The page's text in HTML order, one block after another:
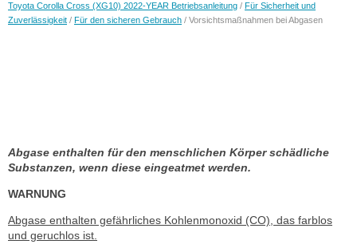
Toyota Corolla Cross (XG10) 2022-YEAR Betriebsanleitung / Für Sicherheit und
Zuverlässigkeit / Für den sicheren Gebrauch / Vorsichtsmaßnahmen bei Abgasen
Abgase enthalten für den menschlichen Körper schädliche
Substanzen, wenn diese eingeatmet werden.
WARNUNG
Abgase enthalten gefährliches Kohlenmonoxid (CO), das farblos
und geruchlos ist.